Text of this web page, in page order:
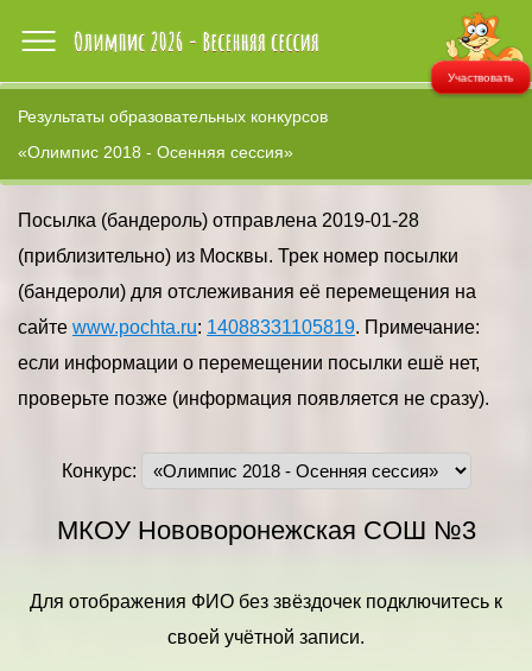
Участвовать
Результаты образовательных конкурсов
«Олимпис 2018 - Осенняя сессия»
Посылка (бандероль) отправлена 2019-01-28
(приблизительно) из Москвы. Трек номер посылки
(бандероли) для отслеживания её перемещения на
сайте www.pochta.ru: 14088331105819. Примечание:
если информации о перемещении посылки ешё нет,
проверьте позже (информация появляется не сразу).
Конкурс:
МКОУ Нововоронежская СОШ №3
Для отображения ФИО без звёздочек подключитесь к
своей учётной записи.